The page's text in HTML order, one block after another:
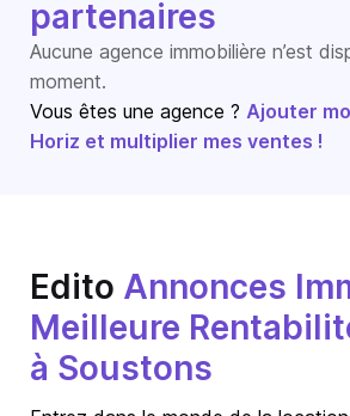
partenaires
Aucune agence immobilière n’est
moment.
Vous êtes une agence ? Ajouter
Horiz et multiplier mes ventes !
Edito Annonces
Meilleure
à Soustons